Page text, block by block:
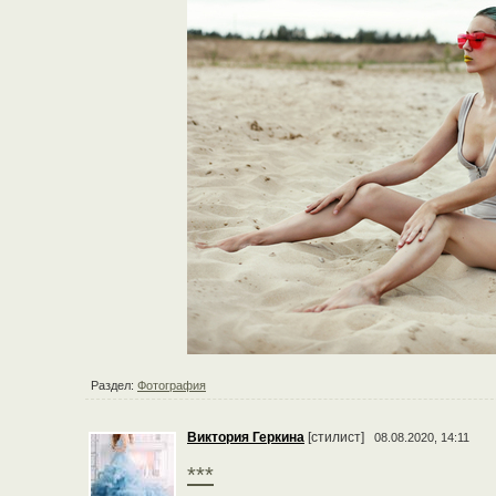
Раздел: Фотография
Виктория Геркина [стилист] 08.08.2020, 14:11
***